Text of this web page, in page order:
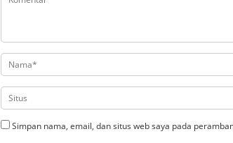
Simpan nama, email, dan situs web saya pada